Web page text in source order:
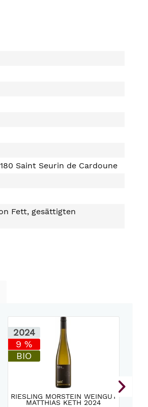
Saint Seurin de Cardoune
Fett, gesättigten
2024
9 %
BIO
RIESLING MORSTEIN WEINGUT
MATTHIAS KETH 2024